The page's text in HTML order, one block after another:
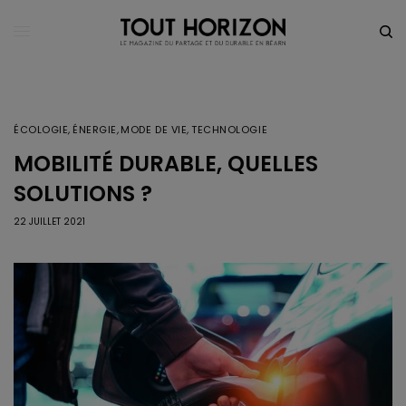
ÉCOLOGIE, ÉNERGIE,MODE DE VIE, TECHNOLOGIE
MOBILITÉ DURABLE, QUELLES
SOLUTIONS ?
22 JUILLET 2021